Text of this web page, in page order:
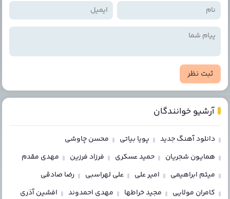
ثبت نظر
آرشیو خوانندگان
دانلود آهنگ جدید پویا بیاتی
محسن چاوشی
همایون شجریان
حمید عسکری فرزاد فرزین
مهدی مقدم
میثم ابراهیمی
امیر علی علی لهراسبی
رضا صادقی
کامران مولایی
مجید خراطها مهدی احمدوند
افشین آذری